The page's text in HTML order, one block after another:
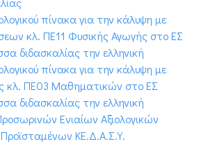
πίνακα για την κάλυψη με
κλ. ΠΕ11 Φυσικής Αγωγής στο ΕΣ
διδασκαλίας την ελληνική
πίνακα για την κάλυψη με
κλ. ΠΕ03 Μαθηματικών στο ΕΣ
διδασκαλίας την ελληνική
Ενιαίων Αξιολογικών
ΚΕ.Δ.Α.Σ.Υ.